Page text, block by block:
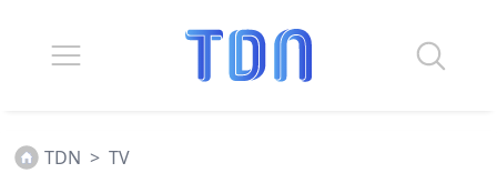
TDN > TV